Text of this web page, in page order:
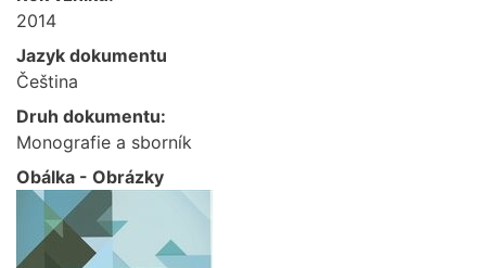
2014
Jazyk dokumentu
Čeština
Druh dokumentu:
Monografie a sborník
Obálka - Obrázky